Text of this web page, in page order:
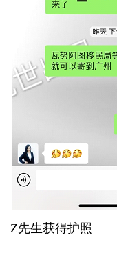
Z先生获得护照